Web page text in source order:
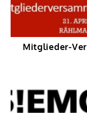
Mitglieder-